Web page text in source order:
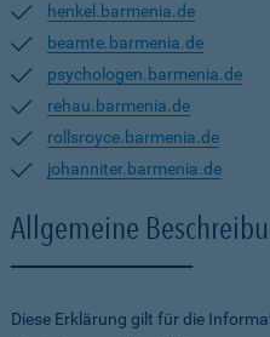
henkel.barmenia.de
beamte.barmenia.de
psychologen.barmenia.de
rehau.barmenia.de
rollsroyce.barmenia.de
johanniter.barmenia.de
Allgemeine
Diese Erklärung gilt für die